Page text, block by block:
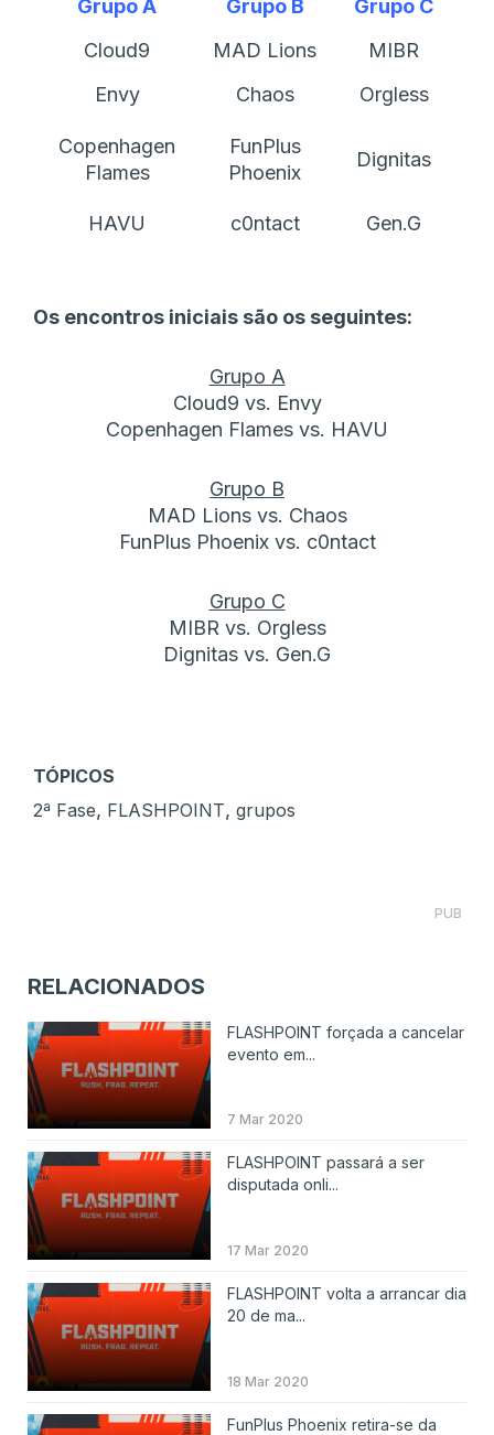
Grupo A Grupo B
Grupo C
Cloud9
MAD Lions
MIBR
Envy
Chaos Orgless
Copenhagen
Flames
FunPlus
Phoenix
Dignitas
HAVU c0ntact Gen.G
Os encontros iniciais são os seguintes:
Grupo A
Cloud9 vs. Envy
Copenhagen Flames vs. HAVU
Grupo B
MAD Lions vs. Chaos
FunPlus Phoenix vs. c0ntact
Grupo C
MIBR vs. Orgless
Dignitas vs. Gen.G
TÓPICOS
2ª Fase, FLASHPOINT, grupos
PUB
RELACIONADOS
FLASHPOINT forçada a cancelar
evento em...
7 Mar 2020
FLASHPOINT passará a ser
disputada onli...
17 Mar 2020
FLASHPOINT volta a arrancar dia
20 de ma...
18 Mar 2020
FunPlus Phoenix retira-se da